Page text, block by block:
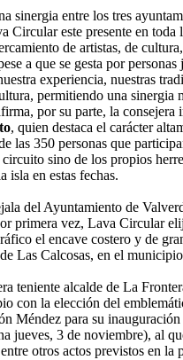
sinergia entre los tres
Circular este presente en toda
de artistas, de
a que se gesta por personas
experiencia, nuestras
permitiendo una sinergia
por su parte, la consejera
, quien destaca el carácter
las 350 personas que
circuito sino de los propios
isla en estas fechas.
del Ayuntamiento de
primera vez, Lava Circular
el encave costero y de
Las Calcosas, en el
teniente alcalde de La
con la elección del
Méndez para su
jueves, 3 de noviembre), al
otros actos previstos en la